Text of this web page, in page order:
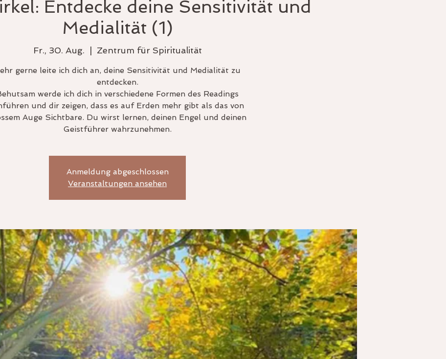
Entdecke deine Sensitivität und
Medialität (1)
Fr., 30. Aug. Zentrum für Spiritualität
gerne leite ich dich an, deine Sensitivität und Medialität zu
entdecken.
werde ich dich in verschiedene Formen des Readings
und dir zeigen, dass es auf Erden mehr gibt als das von
Auge Sichtbare. Du wirst lernen, deinen Engel und deinen
Geistführer wahrzunehmen.
Anmeldung abgeschlossen
Veranstaltungen ansehen